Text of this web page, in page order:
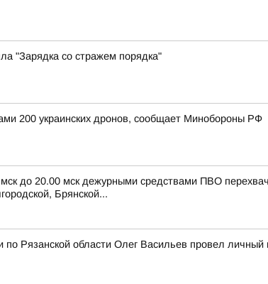
"Зарядка со стражем порядка"
200 украинских дронов, сообщает Минобороны РФ
до 20.00 мск дежурными средствами ПВО
Брянской...
по Рязанской области Олег Васильев провел личный